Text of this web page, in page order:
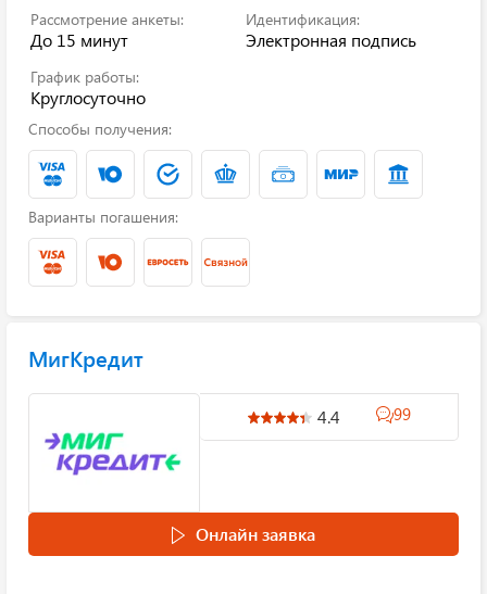
Рассмотрение анкеты:
До 15 минут
Идентификация:
Электронная подпись
График работы:
Круглосуточно
Способы получения:
Варианты погашения:
МигКредит
4.4 99
Онлайн заявка